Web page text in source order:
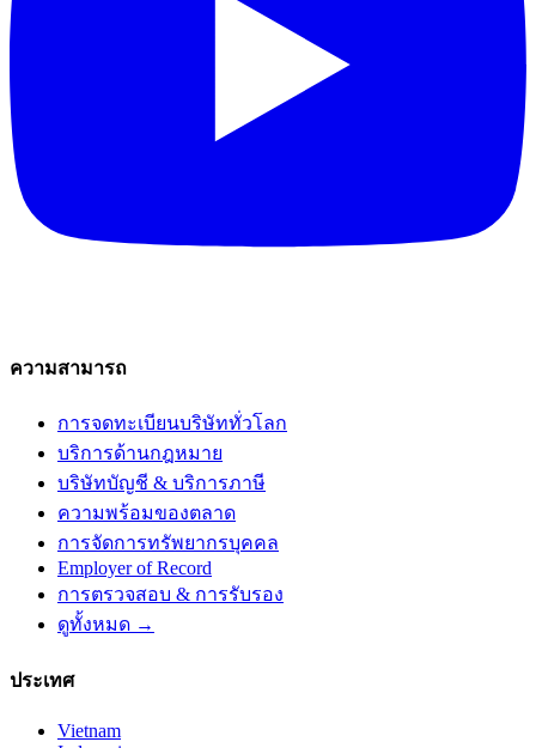
ความสามารถ
การจดทะเบียนบริษัททั่วโลก
บริการด้านกฎหมาย
บริษัทบัญชี & บริการภาษี
ความพร้อมของตลาด
การจัดการทรัพยากรบุคคล
Employer of Record
การตรวจสอบ & การรับรอง
ดูทั้งหมด →
ประเทศ
Vietnam